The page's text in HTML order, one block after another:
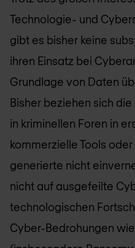
Technologie- und
gibt es bisher keine
ihren Einsatz bei
Grundlage von Daten
Bisher beziehen sich
in kriminellen Foren in
kommerzielle Tools
generierte nicht
nicht auf ausgefeilte
technologischen
Cyber-Bedrohungen